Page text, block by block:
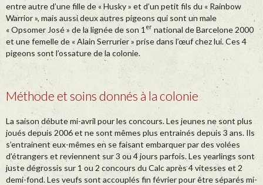
entre autre d’une fille de « Husky » et d’un petit fils du « Rainbow
Warrior », mais aussi deux autres pigeons qui sont un male
« Opsomer José » de la lignée de son 1 er national de Barcelone 2000
et une femelle de « Alain Serrurier » prise dans l’œuf chez lui. Ces 4
pigeons sont l’ossature de la colonie.
Méthode et soins donnés à la colonie
La saison débute mi-avril pour les concours. Les jeunes ne sont plus
joués depuis 2006 et ne sont mêmes plus entrainés depuis 3 ans. Ils
s’entrainent eux-mêmes en se faisant embarquer par des volées
d’étrangers et reviennent sur 3 ou 4 jours parfois. Les yearlings sont
juste dégrossis sur 1 ou 2 concours du Calc après 4 vitesses et 2
demi-fond. Les veufs sont accouplés fin février pour être séparés mi-